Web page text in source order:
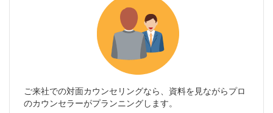
ご来社での対面カウンセリングなら、資料を見ながらプロ
のカウンセラーがプランニングします。